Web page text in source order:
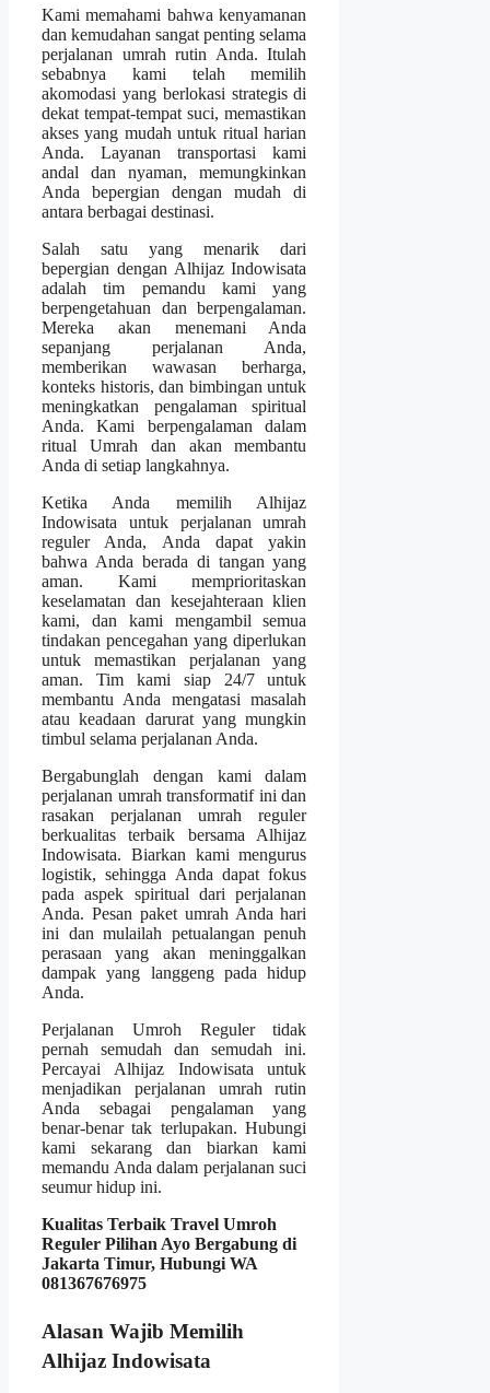
Kami memahami bahwa kenyamanan
dan kemudahan sangat penting selama
perjalanan umrah rutin Anda. Itulah
sebabnya kami telah memilih
akomodasi yang berlokasi strategis di
dekat tempat-tempat suci, memastikan
akses yang mudah untuk ritual harian
Anda. Layanan transportasi kami
andal dan nyaman, memungkinkan
Anda bepergian dengan mudah di
antara berbagai destinasi.
Salah satu yang menarik dari
bepergian dengan Alhijaz Indowisata
adalah tim pemandu kami yang
berpengetahuan dan berpengalaman.
Mereka akan menemani Anda
sepanjang perjalanan Anda,
memberikan wawasan berharga,
konteks historis, dan bimbingan untuk
meningkatkan pengalaman spiritual
Anda. Kami berpengalaman dalam
ritual Umrah dan akan membantu
Anda di setiap langkahnya.
Ketika Anda memilih Alhijaz
Indowisata untuk perjalanan umrah
reguler Anda, Anda dapat yakin
bahwa Anda berada di tangan yang
aman. Kami memprioritaskan
keselamatan dan kesejahteraan klien
kami, dan kami mengambil semua
tindakan pencegahan yang diperlukan
untuk memastikan perjalanan yang
aman. Tim kami siap 24/7 untuk
membantu Anda mengatasi masalah
atau keadaan darurat yang mungkin
timbul selama perjalanan Anda.
Bergabunglah dengan kami dalam
perjalanan umrah transformatif ini dan
rasakan perjalanan umrah reguler
berkualitas terbaik bersama Alhijaz
Indowisata. Biarkan kami mengurus
logistik, sehingga Anda dapat fokus
pada aspek spiritual dari perjalanan
Anda. Pesan paket umrah Anda hari
ini dan mulailah petualangan penuh
perasaan yang akan meninggalkan
dampak yang langgeng pada hidup
Anda.
Perjalanan Umroh Reguler tidak
pernah semudah dan semudah ini.
Percayai Alhijaz Indowisata untuk
menjadikan perjalanan umrah rutin
Anda sebagai pengalaman yang
benar-benar tak terlupakan. Hubungi
kami sekarang dan biarkan kami
memandu Anda dalam perjalanan suci
seumur hidup ini.
Kualitas Terbaik Travel Umroh
Reguler Pilihan Ayo Bergabung di
Jakarta Timur, Hubungi WA
081367676975
Alasan Wajib Memilih
Alhijaz Indowisata